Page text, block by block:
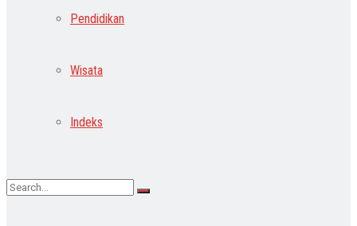
Pendidikan
Wisata
Indeks